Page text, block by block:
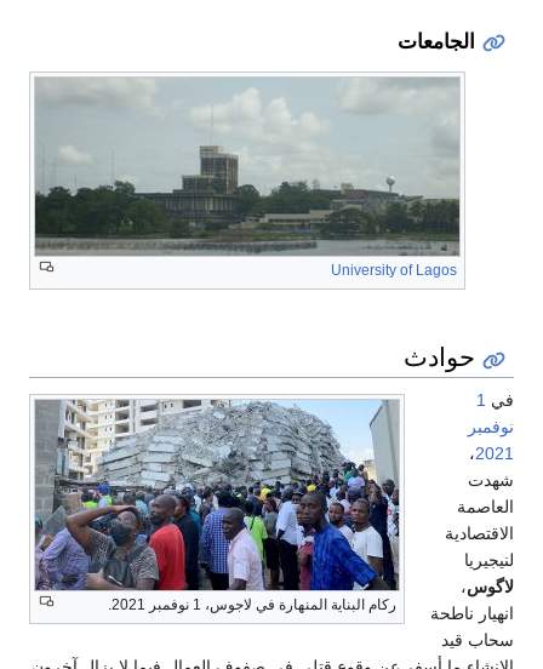
الجامعات
University of Lagos
حوادث
ركام البناية المنهارة في لاجوس، 1 نوفمبر 2021.
في 1
نوفمبر
2021،
شهدت
العاصمة
الاقتصادية
لنيجيريا
لاگوس،
انهيار ناطحة
سحاب قيد